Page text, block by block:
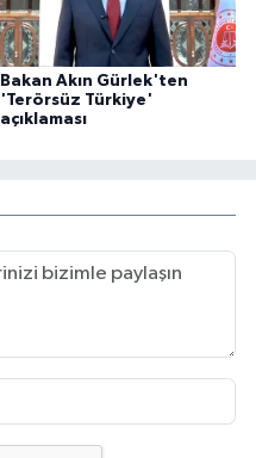
Bakan Akın Gürlek'ten
'Terörsüz Türkiye'
açıklaması